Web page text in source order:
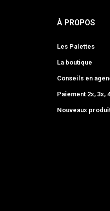
À PROPOS
Les Palettes
La boutique
Conseils en
Paiement 2x, 3x,
Nouveaux